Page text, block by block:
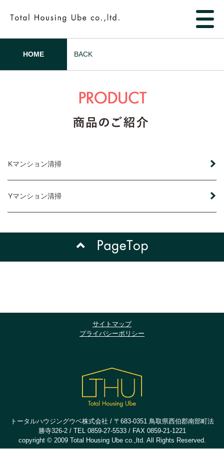
HOME BACK
Kマンション清掃
Yマンション清掃
サイトマップ
プライバシーポリシー
トータルハウジングウベ株式会社 / 〒683-0351 鳥取県西伯郡南部町法
勝寺326-2 / TEL 0859-27-5533 / FAX 0859-21-1221
copyright © 2009 Total Housing Ube co.,ltd. All Rights Reserved.